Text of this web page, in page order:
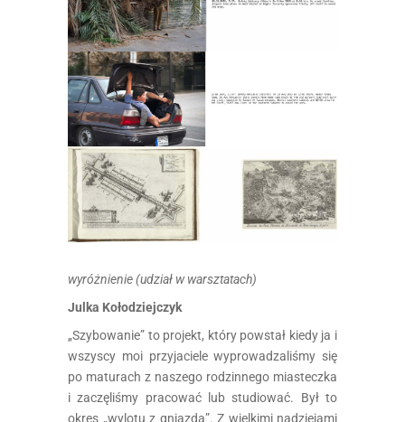
wyróżnienie (udział w warsztatach)
Julka Kołodziejczyk
„Szybowanie” to projekt, który powstał kiedy ja i
wszyscy moi przyjaciele wyprowadzaliśmy się
po maturach z naszego rodzinnego miasteczka
i zaczęliśmy pracować lub studiować. Był to
okres „wylotu z gniazda”. Z wielkimi nadziejami